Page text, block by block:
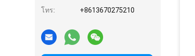
โทร: +8613670275210